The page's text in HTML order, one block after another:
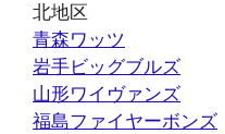
北地区
青森ワッツ
岩手ビッグブルズ
山形ワイヴァンズ
福島ファイヤーボンズ